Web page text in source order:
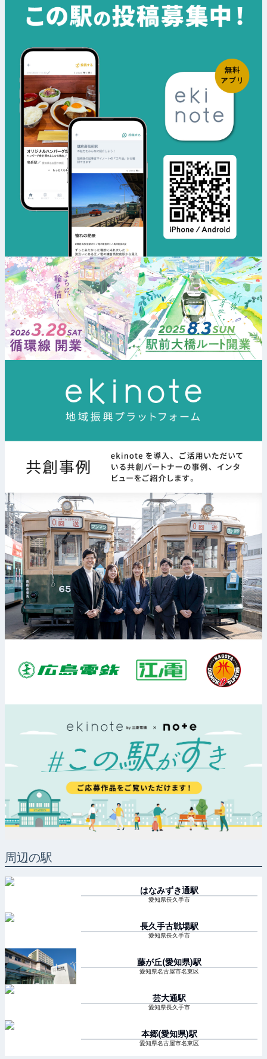
周辺の駅
はなみずき通駅
愛知県長久手市
長久手古戦場駅
愛知県長久手市
藤が丘(愛知県)駅
愛知県名古屋市名東区
芸大通駅
愛知県長久手市
本郷(愛知県)駅
愛知県名古屋市名東区